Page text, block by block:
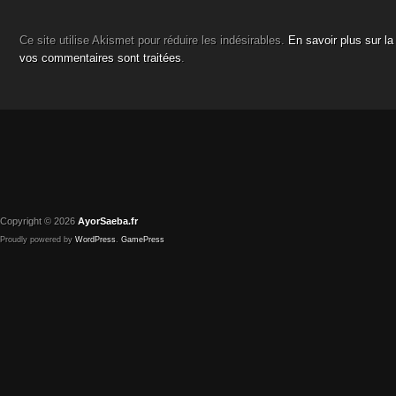
Ce site utilise Akismet pour réduire les indésirables. En savoir plus sur
vos commentaires sont traitées.
Copyright © 2026 AyorSaeba.fr
Proudly powered by WordPress. GamePress